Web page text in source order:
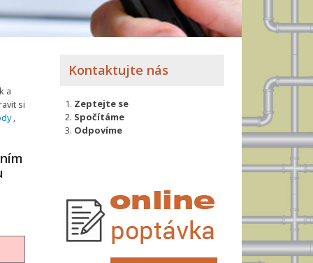
a
si
,
Kontaktujte nás
Zeptejte se
Spočítáme
Odpovíme